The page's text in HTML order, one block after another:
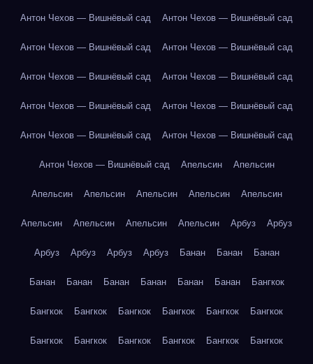
Антон Чехов — Вишнёвый сад Антон Чехов — Вишнёвый сад
Антон Чехов — Вишнёвый сад Антон Чехов — Вишнёвый сад
Антон Чехов — Вишнёвый сад Антон Чехов — Вишнёвый сад
Антон Чехов — Вишнёвый сад Антон Чехов — Вишнёвый сад
Антон Чехов — Вишнёвый сад Антон Чехов — Вишнёвый сад
Антон Чехов — Вишнёвый сад Апельсин Апельсин
Апельсин Апельсин Апельсин Апельсин Апельсин
Апельсин Апельсин Апельсин Апельсин Арбуз Арбуз
Арбуз Арбуз Арбуз Арбуз Банан Банан Банан
Банан Банан Банан Банан Банан Банан Бангкок
Бангкок Бангкок Бангкок Бангкок Бангкок Бангкок
Бангкок Бангкок Бангкок Бангкок Бангкок Бангкок